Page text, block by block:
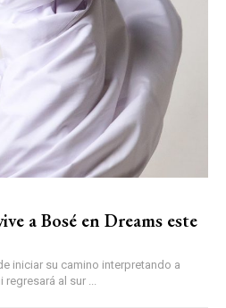
a Bosé en Dreams este
iniciar su camino interpretando a
al sur ...